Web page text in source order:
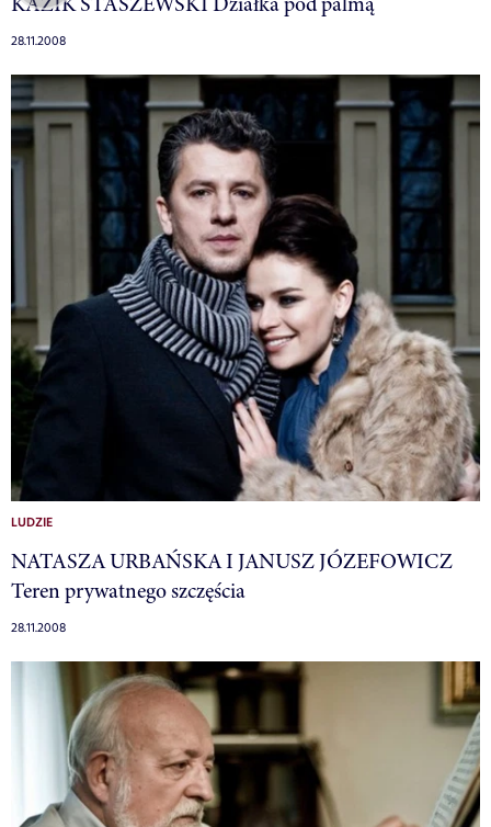
28.11.2008
LUDZIE
NATASZA URBAŃSKA I JANUSZ JÓZEFOWICZ
Teren prywatnego szczęścia
28.11.2008